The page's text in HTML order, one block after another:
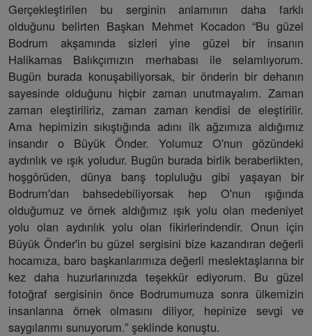
Gerçekleştirilen bu serginin anlamının daha farklı
olduğunu belirten Başkan Mehmet Kocadon “Bu güzel
Bodrum akşamında sizleri yine güzel bir insanın
Halikarnas Balıkçımızın merhabası ile selamlıyorum.
Bugün burada konuşabiliyorsak, bir önderin bir dehanın
sayesinde olduğunu hiçbir zaman unutmayalım. Zaman
zaman eleştiriliriz, zaman zaman kendisi de eleştirilir.
Ama hepimizin sıkıştığında adını ilk ağzımıza aldığımız
insandır o Büyük Önder. Yolumuz O'nun gözündeki
aydınlık ve ışık yoludur. Bugün burada birlik beraberlikten,
hoşgörüden, dünya barış topluluğu gibi yaşayan bir
Bodrum'dan bahsedebiliyorsak hep O'nun ışığında
olduğumuz ve örnek aldığımız ışık yolu olan medeniyet
yolu olan aydınlık yolu olan fikirlerindendir. Onun için
Büyük Önder'in bu güzel sergisini bize kazandıran değerli
hocamıza, baro başkanlarımıza değerli meslektaşlarına bir
kez daha huzurlarınızda teşekkür ediyorum. Bu güzel
fotoğraf sergisinin önce Bodrumumuza sonra ülkemizin
insanlarına örnek olmasını diliyor, hepinize sevgi ve
saygılarımı sunuyorum.” şeklinde konuştu.